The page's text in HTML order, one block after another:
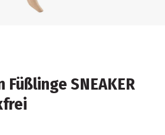
Füßlinge SNEAKER